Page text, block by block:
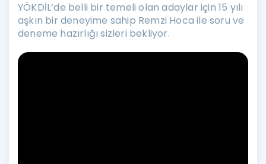
YÖKDİL’de belli bir temeli olan adaylar için 15 yılı
aşkın bir deneyime sahip Remzi Hoca ile soru ve
deneme hazırlığı sizleri bekliyor.